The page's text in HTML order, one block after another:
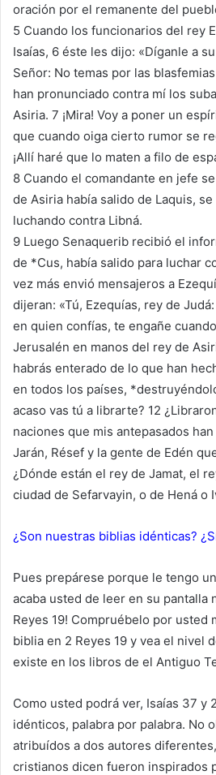
oración por el remanente del
5 Cuando los funcionarios del rey
Isaías, 6 éste les dijo: «Díganle a
Señor: No temas por las
han pronunciado contra mí los
Asiria. 7 ¡Mira! Voy a poner un
que cuando oiga cierto rumor se
¡Allí haré que lo maten a filo de
8 Cuando el comandante en jefe
de Asiria había salido de Laquis,
luchando contra Libná.
9 Luego Senaquerib recibió el
de *Cus, había salido para luchar
vez más envió mensajeros a
dijeran: «Tú, Ezequías, rey de
en quien confías, te engañe
Jerusalén en manos del rey de
habrás enterado de lo que han
en todos los países,
acaso vas tú a librarte? 12
naciones que mis antepasados
Jarán, Résef y la gente de Edén
¿Dónde están el rey de Jamat, el
ciudad de Sefarvayin, o de Hená o
¿Son nuestras biblias idénticas?
Pues prepárese porque le tengo
acaba usted de leer en su pantalla
Reyes 19! Compruébelo por usted
biblia en 2 Reyes 19 y vea el nivel
existe en los libros de el Antiguo
Como usted podrá ver, Isaías 37 y
idénticos, palabra por palabra. No
atribuídos a dos autores
cristianos dicen fueron inspirados